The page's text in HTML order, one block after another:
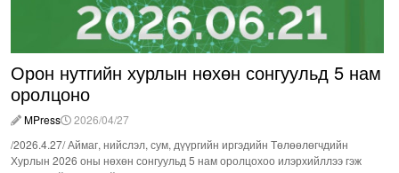
Орон нутгийн хурлын нөхөн сонгуульд 5 нам
оролцоно
MPress
2026/04/27
/2026.4.27/ Аймаг, нийслэл, сум, дүүргийн иргэдийн Төлөөлөгчдийн
Хурлын 2026 оны нөхөн сонгуульд 5 нам оролцохоо илэрхийллээ гэж